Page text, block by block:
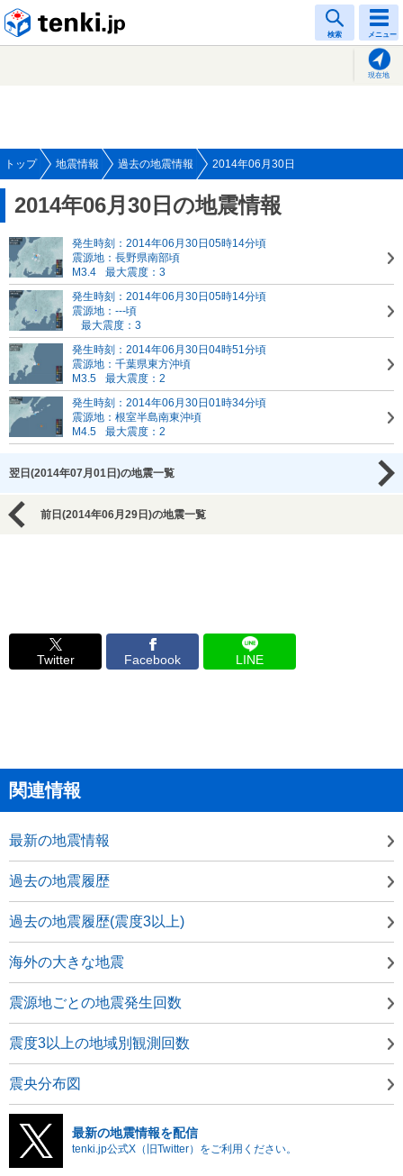
検索 メニュー
現在地
トップ 地震情報 過去の地震情報 2014年06月30日
2014年06月30日の地震情報
発生時刻：2014年06月30日05時14分頃
震源地：長野県南部頃
M3.4
最大震度：3
発生時刻：2014年06月30日05時14分頃
震源地：---頃
最大震度：3
発生時刻：2014年06月30日04時51分頃
震源地：千葉県東方沖頃
M3.5
最大震度：2
発生時刻：2014年06月30日01時34分頃
震源地：根室半島南東沖頃
M4.5
最大震度：2
翌日(2014年07月01日)の地震一覧
前日(2014年06月29日)の地震一覧
Twitter Facebook LINE
関連情報
最新の地震情報
過去の地震履歴
過去の地震履歴(震度3以上)
海外の大きな地震
震源地ごとの地震発生回数
震度3以上の地域別観測回数
震央分布図
最新の地震情報を配信
tenki.jp公式X（旧Twitter）をご利用ください。